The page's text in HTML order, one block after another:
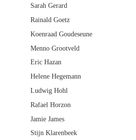
Sarah Gerard
Rainald Goetz
Koenraad Goudeseune
Menno Grootveld
Eric Hazan
Helene Hegemann
Ludwig Hohl
Rafael Horzon
Jamie James
Stijn Klarenbeek